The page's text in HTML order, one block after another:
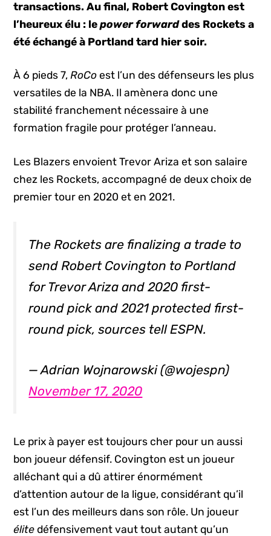
transactions. Au final, Robert Covington est
l’heureux élu : lepower forwarddes Rockets a
été échangé à Portland tard hier soir.
À 6 pieds 7,RoCoest l’un des défenseurs les plus
versatiles de la NBA. Il amènera donc une
stabilité franchement nécessaire à une
formation fragile pour protéger l’anneau.
Les Blazers envoient Trevor Ariza et son salaire
chez les Rockets, accompagné de deux choix de
premier tour en 2020 et en 2021.
The Rockets are finalizing a trade to
send Robert Covington to Portland
for Trevor Ariza and 2020 first-
round pick and 2021 protected first-
round pick, sources tell ESPN.
— Adrian Wojnarowski (@wojespn)
November 17, 2020
Le prix à payer est toujours cher pour un aussi
bon joueur défensif. Covington est un joueur
alléchant qui a dû attirer énormément
d’attention autour de la ligue, considérant qu’il
est l’un des meilleurs dans son rôle. Un joueur
élitedéfensivement vaut tout autant qu’un